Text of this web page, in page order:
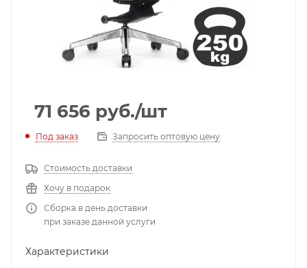
71 656 руб./шт
Под заказ Запросить оптовую цену
Стоимость доставки
Хочу в подарок
Сборка в день доставки
при заказе данной услуги
Характеристики